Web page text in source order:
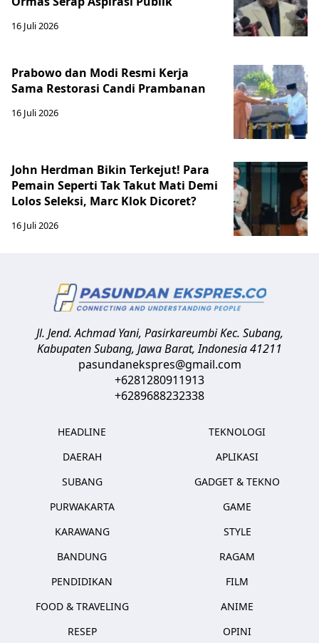
16 Juli 2026
Prabowo dan Modi Resmi Kerja
Sama Restorasi Candi Prambanan
16 Juli 2026
John Herdman Bikin Terkejut! Para
Pemain Seperti Tak Takut Mati Demi
Lolos Seleksi, Marc Klok Dicoret?
16 Juli 2026
Jl. Jend. Achmad Yani, Pasirkareumbi Kec. Subang,
Kabupaten Subang, Jawa Barat,Indonesia41211
pasundanekspres@gmail.com
+6281280911913
+6289688232338
HEADLINE
DAERAH
SUBANG
PURWAKARTA
KARAWANG
BANDUNG
PENDIDIKAN
FOOD & TRAVELING
RESEP
TEKNOLOGI
APLIKASI
GADGET & TEKNO
GAME
STYLE
RAGAM
FILM
ANIME
OPINI